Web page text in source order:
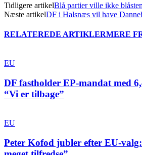
Tidligere artikelBlå partier ville ikke
Næste artikelDF i Halsnæs vil have
RELATEREDE ARTIKLERMERE
EU
DF fastholder EP-mandat med
“Vi er tilbage”
EU
Peter Kofod jubler efter EU-